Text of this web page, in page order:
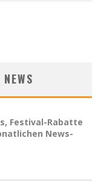
Festival-Rabatte
News-